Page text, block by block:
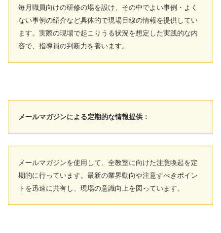
毎月職員向けの研修の場を設け、その中でよい事例・よく
ない事例の紹介など具体的で現場目線の情報を提供してい
ます。実際の現場で起こりうる状況を想定した実践的な内
容で、指導員の判断力を養います。
メールマガジンによる定期的な情報提供：
メールマガジンを使用して、全教室に向けた注意喚起を定
期的に行っています。最新の業界動向や注意すべきポイン
トを迅速に共有し、現場の意識向上を図っています。